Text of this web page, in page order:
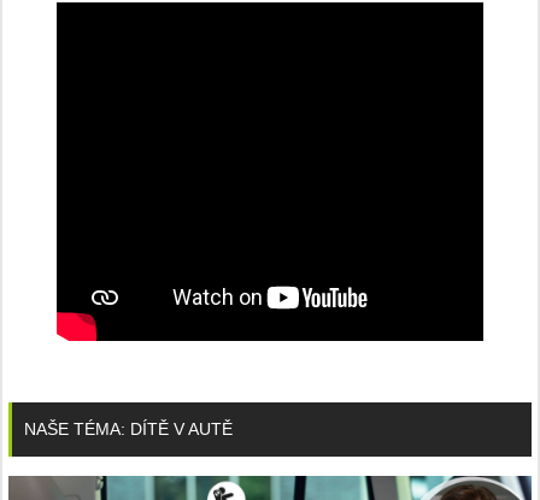
NAŠE TÉMA: DÍTĚ V AUTĚ